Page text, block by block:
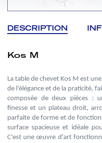
DESCRIPTION
Kos M
La table de chevet Kos M est
de l'élégance et de la praticité,
composée de deux pièces :
finesse et un plateau droit,
parfaite de forme et de
surface spacieuse et idéale
C'est une œuvre d'art